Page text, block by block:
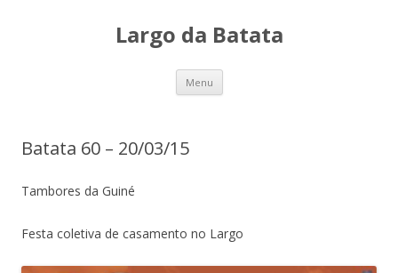
Largo da Batata
Menu Skip
content
Batata 60 – 20/03/15
Tambores da Guiné
Festa coletiva de casamento no Largo